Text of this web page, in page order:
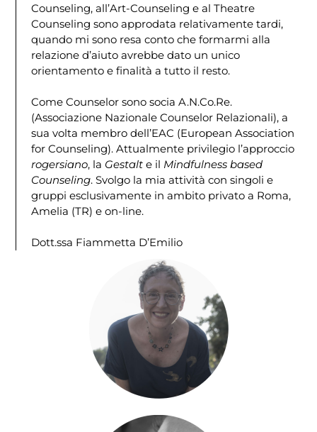
Counseling, all’Art-Counseling e al Theatre
Counseling sono approdata relativamente tardi,
quando mi sono resa conto che formarmi alla
relazione d’aiuto avrebbe dato un unico
orientamento e finalità a tutto il resto.
Come Counselor sono socia A.N.Co.Re.
(Associazione Nazionale Counselor Relazionali), a
sua volta membro dell’EAC (European Association
for Counseling). Attualmente privilegio l’approccio
rogersiano, la Gestalte il Mindfulness based
Counseling. Svolgo la mia attività con singoli e
gruppi esclusivamente in ambito privato a Roma,
Amelia (TR) e on-line.
Dott.ssa Fiammetta D’Emilio